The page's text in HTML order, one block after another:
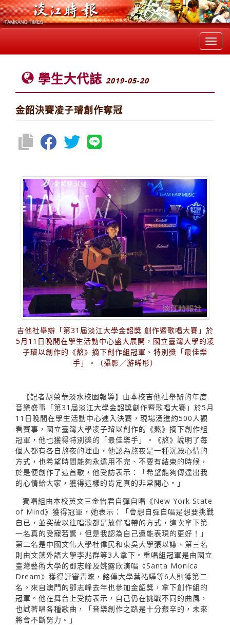
學生大代誌 2019-05-20
金韶決賽凌子璿創作奪冠
吉他社舉辦「第31屆淡江大學金韶獎 創作暨歌唱大賽」於
5月11日晚間在學生活動中心盛大展開，國立臺灣大學的凌
子璿以創作的《熬》摘下創作組冠軍、特別獎「最佳樂
手」。（攝影／游晞彤）
【記者胡榮華淡水校園報導】由本校吉他社舉辦的年度
音樂盛事「第31屆淡江大學金韶獎創作暨歌唱大賽」於5月
11日晚間在學生活動中心進入決賽，現場湧進約500人觀
看賽事，國立臺灣大學凌子璿以創作的《熬》摘下創作組
冠軍，他也獲得特別獎的「最佳樂手」。《熬》說明了每
個人都有各自熬夜的理由，他認為熬夜是一種沉澱心情的
方式，也希望時間能夠永遠用不完、不要有結束的時候，
於是便創作了這首歌，他受訪表示：「希望能夠傳達出我
的心情給大家，獲得這樣的肯定真的非常開心。」
獨唱組由本校英文三金怡君自彈自唱《New York State
of Mind》獲得冠軍，她表示：「會想自彈自唱是想要挑戰
自已，並突破以往唱歌都是放伴唱帶的方式，這次拿下第
一名真的受寵若驚，但是我認為自己還能表現的更好！」
第二名是中國文化大學杜偉民和東吳大學張以謙、第三名
則由文藻外語大學李兆群等3人拿下。重唱組冠軍是由國立
臺灣藝術大學的鄧志峰及姚露欣演唱《Santa Monica
Dream》獲得評審青睞，銘傳大學葉祐驊等6人則獲第二
名。來自澳門的鄧志峰去年也參加金韶獎，拿下創作組的
冠軍。他在舞台上受訪表示，自己仍在挑戰不同的曲風，
也試著唱各種歌曲，「音樂創作之路是十分艱辛的，未來
將會不斷努力。」